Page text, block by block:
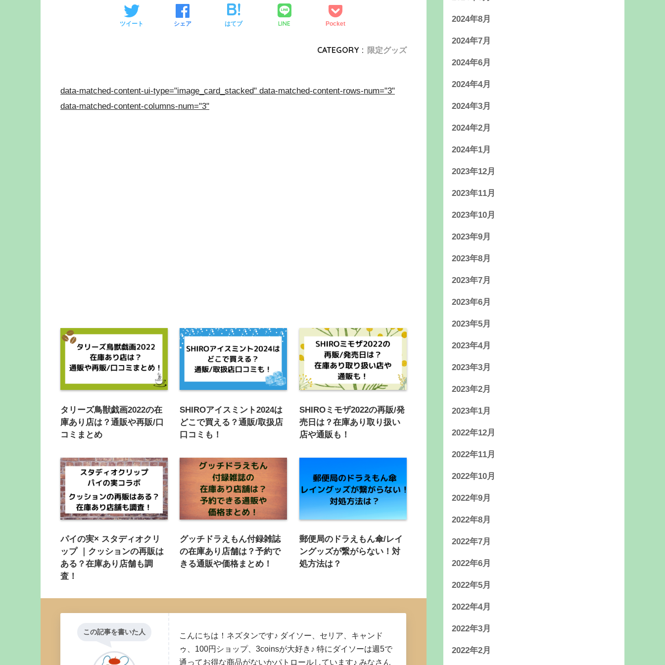
ツイート シェア はてブ LINE Pocket
CATEGORY : 限定グッズ
data-matched-content-ui-type="image_card_stacked" data-matched-content-rows-num="3"
data-matched-content-columns-num="3"
タリーズ鳥獣戯画2022の在
庫あり店は？通販や再販/口
コミまとめ
SHIROアイスミント2024は
どこで買える？通販/取扱店
口コミも！
SHIROミモザ2022の再販/発
売日は？在庫あり取り扱い
店や通販も！
パイの実× スタディオクリ
ップ ｜クッションの再販は
ある？在庫あり店舗も調
査！
グッチドラえもん付録雑誌
の在庫あり店舗は？予約で
きる通販や価格まとめ！
郵便局のドラえもん傘/レイ
ングッズが繋がらない！対
処方法は？
この記事を書いた人
こんにちは！ネズタンです♪ ダイソー、セリア、キャンド
ゥ、100円ショップ、3coinsが大好き♪ 特にダイソーは週5で
通ってお得な商品がないかパトロールしています♪ みなさん
2024年8月
2024年7月
2024年6月
2024年4月
2024年3月
2024年2月
2024年1月
2023年12月
2023年11月
2023年10月
2023年9月
2023年8月
2023年7月
2023年6月
2023年5月
2023年4月
2023年3月
2023年2月
2023年1月
2022年12月
2022年11月
2022年10月
2022年9月
2022年8月
2022年7月
2022年6月
2022年5月
2022年4月
2022年3月
2022年2月